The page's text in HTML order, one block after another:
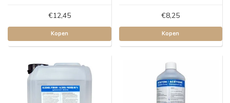
€12,45
Kopen
€8,25
Kopen